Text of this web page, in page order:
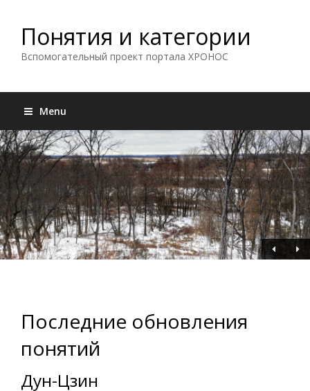
Понятия и категории
Вспомогательный проект портала ХРОНОС
Menu
Последние обновления
понятий
Дун-Цзин